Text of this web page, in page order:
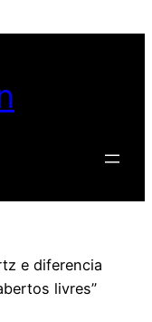
e diferencia
livres”